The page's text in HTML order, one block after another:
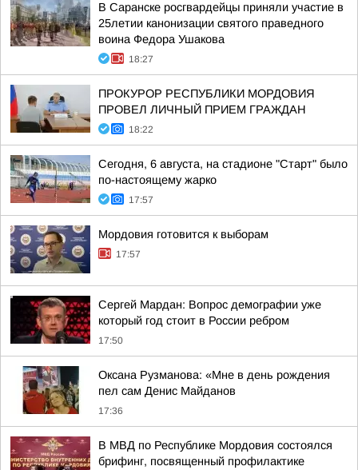
В Саранске росгвардейцы приняли участие в
25летии канонизации святого праведного
воина Федора Ушакова
18:27
ПРОКУРОР РЕСПУБЛИКИ МОРДОВИЯ
ПРОВЕЛ ЛИЧНЫЙ ПРИЕМ ГРАЖДАН
18:22
Сегодня, 6 августа, на стадионе "Старт" было
по-настоящему жарко
17:57
Мордовия готовится к выборам
17:57
Сергей Мардан: Вопрос демографии уже
который год стоит в России ребром
17:50
Оксана Рузманова: «Мне в день рождения
пел сам Денис Майданов
17:36
В МВД по Республике Мордовия состоялся
брифинг, посвященный профилактике